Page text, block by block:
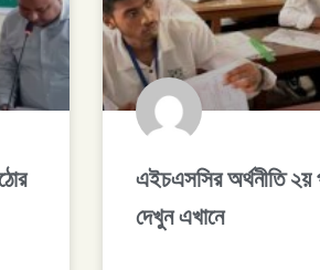
এইচএসসির অর্থনীতি ২য়
দেখুন এখানে